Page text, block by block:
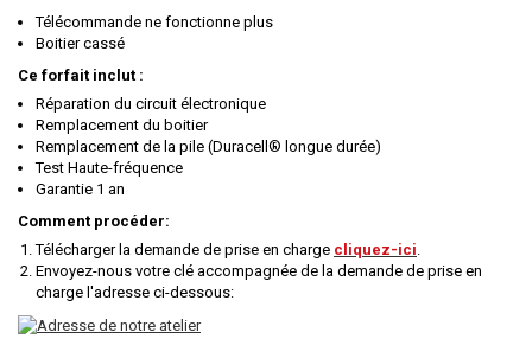
Télécommande ne fonctionne plus
Boitier cassé
Ce forfait inclut :
Réparation du circuit électronique
Remplacement du boitier
Remplacement de la pile (Duracell® longue durée)
Test Haute-fréquence
Garantie 1 an
Comment procéder:
Télécharger la demande de prise en charge cliquez-ici.
Envoyez-nous votre clé accompagnée de la demande de prise en
charge l'adresse ci-dessous: